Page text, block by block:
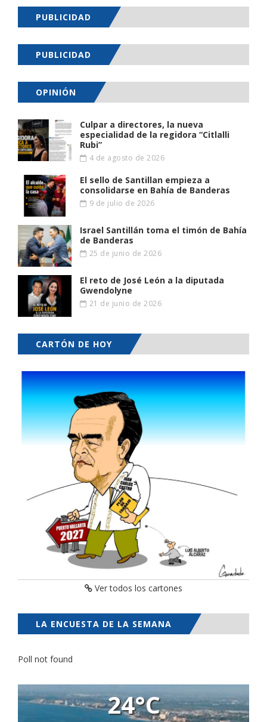
PUBLICIDAD
PUBLICIDAD
OPINIÓN
Culpar a directores, la nueva
especialidad de la regidora “Citlalli
Rubi”
4 de agosto de 2026
El sello de Santillan empieza a
consolidarse en Bahía de Banderas
9 de julio de 2026
Israel Santillán toma el timón de Bahía
de Banderas
25 de junio de 2026
El reto de José León a la diputada
Gwendolyne
21 de junio de 2026
CARTÓN DE HOY
Ver todos los cartones
LA ENCUESTA DE LA SEMANA
Poll not found
24°C